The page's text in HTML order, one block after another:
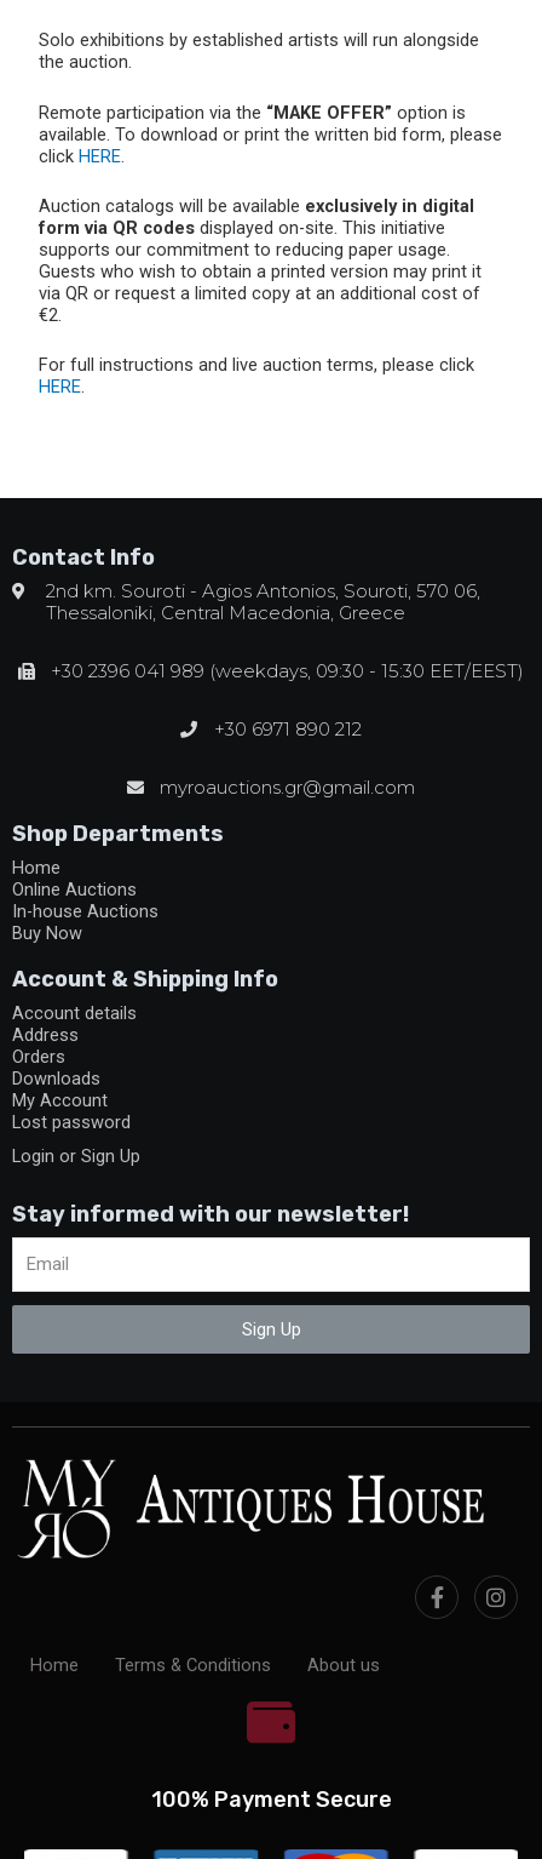
Solo exhibitions by established artists will run alongside
the auction.
Remote participation via the “MAKE OFFER” option is
available. To download or print the written bid form, please
click HERE.
Auction catalogs will be available exclusively in digital
form via QR codes displayed on-site. This initiative
supports our commitment to reducing paper usage.
Guests who wish to obtain a printed version may print it
via QR or request a limited copy at an additional cost of
€2.
For full instructions and live auction terms, please click
HERE.
Contact Info
2nd km. Souroti - Agios Antonios, Souroti, 570 06,
Thessaloniki, Central Macedonia, Greece
+30 2396 041 989 (weekdays, 09:30 - 15:30 EET/EEST)
+30 6971 890 212
myroauctions.gr@gmail.com
Shop Departments
Home
Online Auctions
In-house Auctions
Buy Now
Account & Shipping Info
Account details
Address
Orders
Downloads
My Account
Lost password
Login or Sign Up
Stay informed with our newsletter!
Sign Up
Home Terms & Conditions About us
100% Payment Secure